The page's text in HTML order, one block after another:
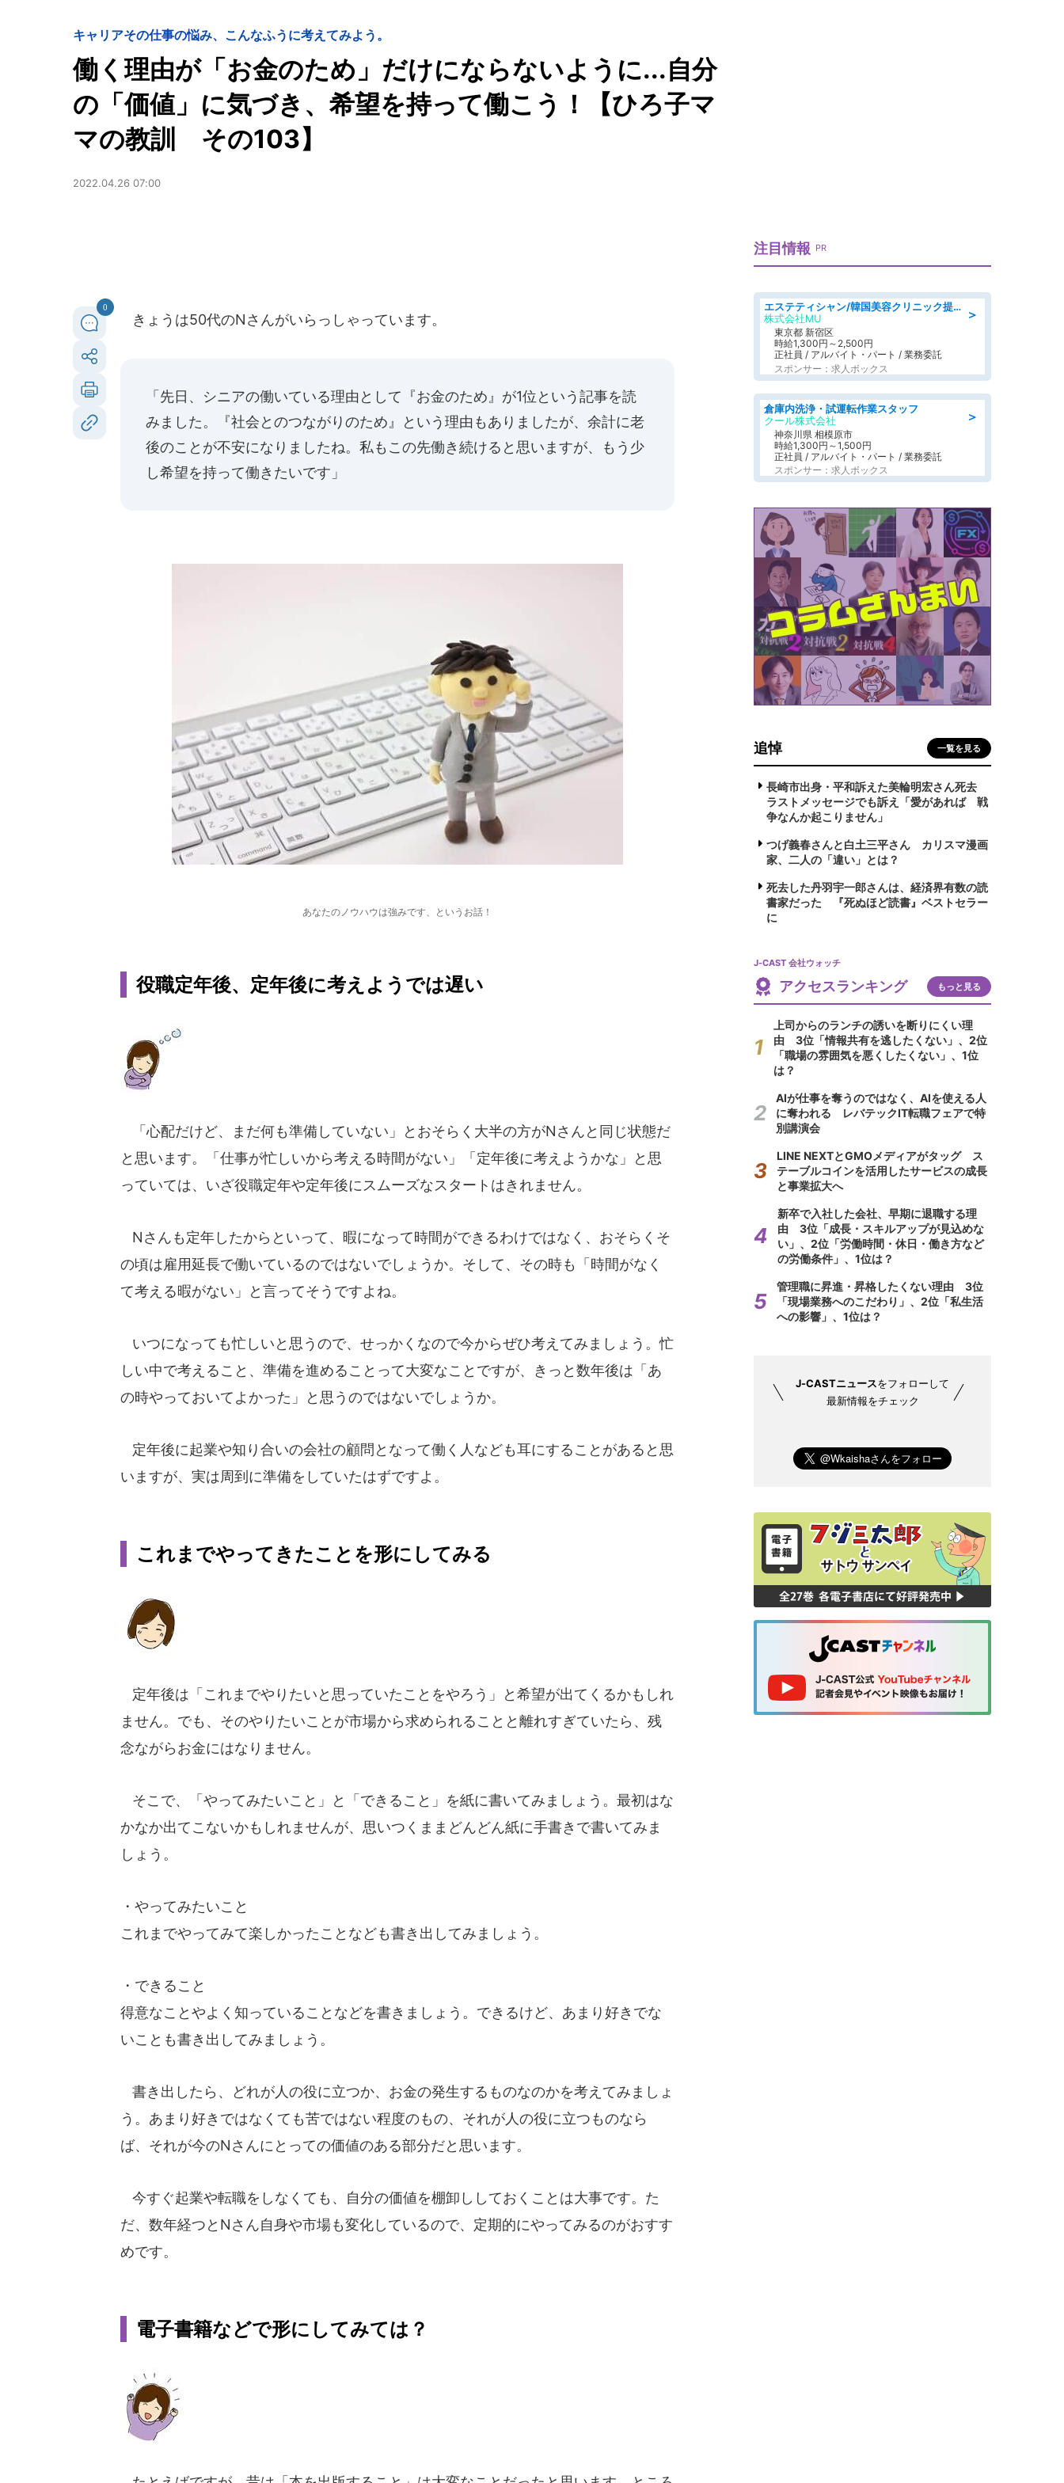
キャリアその仕事の悩み、こんなふうに考えてみよう。
働く理由が「お金のため」だけにならないように...自分
の「価値」に気づき、希望を持って働こう！【ひろ子マ
マの教訓 その103】
2022.04.26 07:00
0
きょうは50代のNさんがいらっしゃっています。
「先日、シニアの働いている理由として『お金のため』が1位という記事を読
みました。『社会とのつながりのため』という理由もありましたが、余計に老
後のことが不安になりましたね。私もこの先働き続けると思いますが、もう少
し希望を持って働きたいです」
あなたのノウハウは強みです、というお話！
役職定年後、定年後に考えようでは遅い
「心配だけど、まだ何も準備していない」とおそらく大半の方がNさんと同じ状態だ
と思います。「仕事が忙しいから考える時間がない」「定年後に考えようかな」と思
っていては、いざ役職定年や定年後にスムーズなスタートはきれません。
Nさんも定年したからといって、暇になって時間ができるわけではなく、おそらくそ
の頃は雇用延長で働いているのではないでしょうか。そして、その時も「時間がなく
て考える暇がない」と言ってそうですよね。
いつになっても忙しいと思うので、せっかくなので今からぜひ考えてみましょう。忙
しい中で考えること、準備を進めることって大変なことですが、きっと数年後は「あ
の時やっておいてよかった」と思うのではないでしょうか。
定年後に起業や知り合いの会社の顧問となって働く人なども耳にすることがあると思
いますが、実は周到に準備をしていたはずですよ。
これまでやってきたことを形にしてみる
定年後は「これまでやりたいと思っていたことをやろう」と希望が出てくるかもしれ
ません。でも、そのやりたいことが市場から求められることと離れすぎていたら、残
念ながらお金にはなりません。
そこで、「やってみたいこと」と「できること」を紙に書いてみましょう。最初はな
かなか出てこないかもしれませんが、思いつくままどんどん紙に手書きで書いてみま
しょう。
・やってみたいこと
これまでやってみて楽しかったことなども書き出してみましょう。
・できること
得意なことやよく知っていることなどを書きましょう。できるけど、あまり好きでな
いことも書き出してみましょう。
書き出したら、どれが人の役に立つか、お金の発生するものなのかを考えてみましょ
う。あまり好きではなくても苦ではない程度のもの、それが人の役に立つものなら
ば、それが今のNさんにとっての価値のある部分だと思います。
今すぐ起業や転職をしなくても、自分の価値を棚卸ししておくことは大事です。た
だ、数年経つとNさん自身や市場も変化しているので、定期的にやってみるのがおすす
めです。
電子書籍などで形にしてみては？
注目情報 PR
＞
エステティシャン/韓国美容クリニック提携サロン
株式会社MU
東京都 新宿区
時給1,300円～2,500円
正社員 / アルバイト・パート / 業務委託
スポンサー：求人ボックス
＞
倉庫内洗浄・試運転作業スタッフ
クール株式会社
神奈川県 相模原市
時給1,300円～1,500円
正社員 / アルバイト・パート / 業務委託
スポンサー：求人ボックス
追悼 一覧を見る
長崎市出身・平和訴えた美輪明宏さん死去
ラストメッセージでも訴え「愛があれば 戦
争なんか起こりません」
つげ義春さんと白土三平さん カリスマ漫画
家、二人の「違い」とは？
死去した丹羽宇一郎さんは、経済界有数の読
書家だった 『死ぬほど読書』ベストセラー
に
J-CAST 会社ウォッチ
アクセスランキング もっと見る
上司からのランチの誘いを断りにくい理
由 3位「情報共有を逃したくない」、2位
「職場の雰囲気を悪くしたくない」、1位
は？
AIが仕事を奪うのではなく、AIを使える人
に奪われる レバテックIT転職フェアで特
別講演会
LINE NEXTとGMOメディアがタッグ ス
テーブルコインを活用したサービスの成長
と事業拡大へ
新卒で入社した会社、早期に退職する理
由 3位「成長・スキルアップが見込めな
い」、2位「労働時間・休日・働き方など
の労働条件」、1位は？
管理職に昇進・昇格したくない理由 3位
「現場業務へのこだわり」、2位「私生活
への影響」、1位は？
J-CASTニュースをフォローして
最新情報をチェック